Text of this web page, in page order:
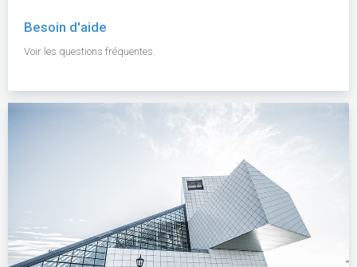
Besoin d'aide
Voir les questions fréquentes.